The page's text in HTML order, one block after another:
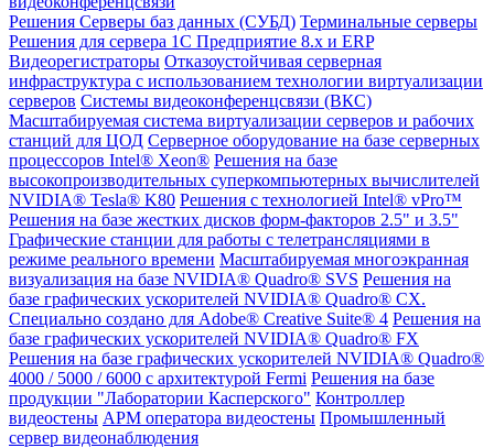
Решения Серверы баз данных (СУБД) Терминальные серверы
Решения для сервера 1С Предприятие 8.x и ERP
Видеорегистраторы Отказоустойчивая серверная
инфраструктура с использованием технологии виртуализации
серверов Системы видеоконференцсвязи (ВКС)
Масштабируемая система виртуализации серверов и рабочих
станций для ЦОД Серверное оборудование на базе серверных
процессоров Intel® Xeon® Решения на базе
высокопроизводительных суперкомпьютерных вычислителей
NVIDIA® Tesla® K80 Решения с технологией Intel® vPro™
Решения на базе жестких дисков форм-факторов 2.5" и 3.5"
Графические станции для работы с телетрансляциями в
режиме реального времени Масштабируемая многоэкранная
визуализация на базе NVIDIA® Quadro® SVS Решения на
базе графических ускорителей NVIDIA® Quadro® CX.
Специально создано для Adobe® Creative Suite® 4 Решения на
базе графических ускорителей NVIDIA® Quadro® FX
Решения на базе графических ускорителей NVIDIA® Quadro®
4000 / 5000 / 6000 с архитектурой Fermi Решения на базе
продукции "Лаборатории Касперского" Контроллер
видеостены АРМ оператора видеостены Промышленный
сервер видеонаблюдения